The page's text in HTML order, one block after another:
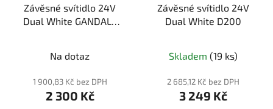
Závěsné svítidlo 24V
Dual White GANDALF
Na dotaz
1 900,83 Kč bez DPH
2 300 Kč
Závěsné svítidlo 24V
Dual White D200
hodnocení
produktu
je
Skladem (19 ks)
2 685,12 Kč bez DPH
3 249 Kč